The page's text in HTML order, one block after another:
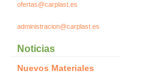
ofertas@carplast.es
administracion@carplast.es
Noticias
Nuevos Materiales